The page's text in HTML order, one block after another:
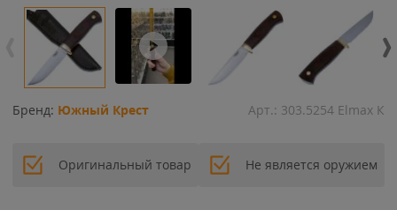
Бренд: Южный Крест Арт.: 303.5254 Elmax К
Оригинальный товар Не является оружием